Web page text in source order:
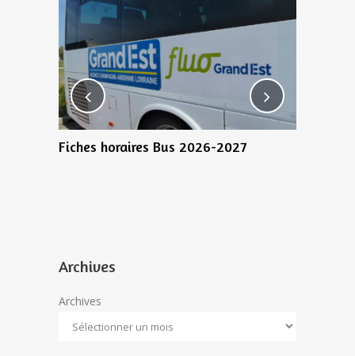
Fiches horaires Bus 2026-2027
Archives
Archives